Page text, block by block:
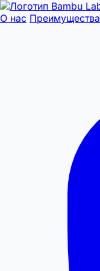
О нас Преимущества